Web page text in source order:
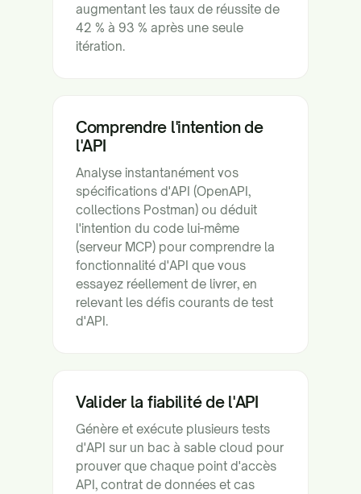
augmentant les taux de réussite de
42 % à 93 % après une seule
itération.
Comprendre l'intention de
l'API
Analyse instantanément vos
spécifications d'API (OpenAPI,
collections Postman) ou déduit
l'intention du code lui-même
(serveur MCP) pour comprendre la
fonctionnalité d'API que vous
essayez réellement de livrer, en
relevant les défis courants de test
d'API.
Valider la fiabilité de l'API
Génère et exécute plusieurs tests
d'API sur un bac à sable cloud pour
prouver que chaque point d'accès
API, contrat de données et cas